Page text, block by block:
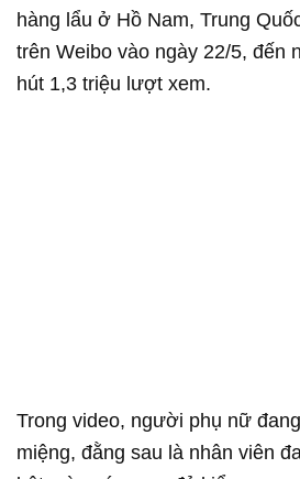
hàng lẩu ở Hồ Nam, Trung
trên Weibo vào ngày 22/5, đến
hút 1,3 triệu lượt xem.
Trong video, người phụ nữ
miệng, đằng sau là nhân viên